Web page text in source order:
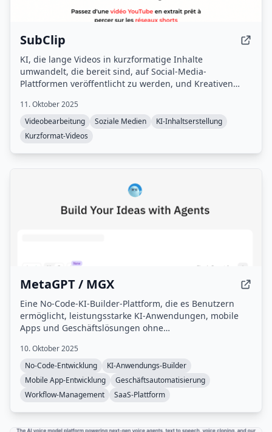
SubClip
KI, die lange Videos in kurzformatige Inhalte
umwandelt, die bereit sind, auf Social-Media-
Plattformen veröffentlicht zu werden, und Kreativen
Sekundenschnelle fesselnde Shorts erstellt.
11. Oktober 2025
Videobearbeitung
Soziale Medien
KI-Inhaltserstellung
Kurzformat-Videos
MetaGPT / MGX
Eine No-Code-KI-Builder-Plattform, die es Benutzern
ermöglicht, leistungsstarke KI-Anwendungen, mobile
Apps und Geschäftslösungen ohne
Drop-Oberfläche zu erstellen.
10. Oktober 2025
No-Code-Entwicklung
KI-Anwendungs-Builder
Mobile App-Entwicklung
Geschäftsautomatisierung
Workflow-Management
SaaS-Plattform